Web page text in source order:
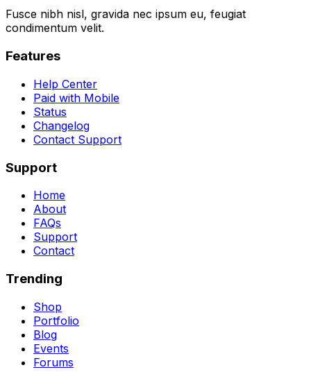
Fusce nibh nisl, gravida nec ipsum eu, feugiat
condimentum velit.
Features
Help Center
Paid with Mobile
Status
Changelog
Contact Support
Support
Home
About
FAQs
Support
Contact
Trending
Shop
Portfolio
Blog
Events
Forums